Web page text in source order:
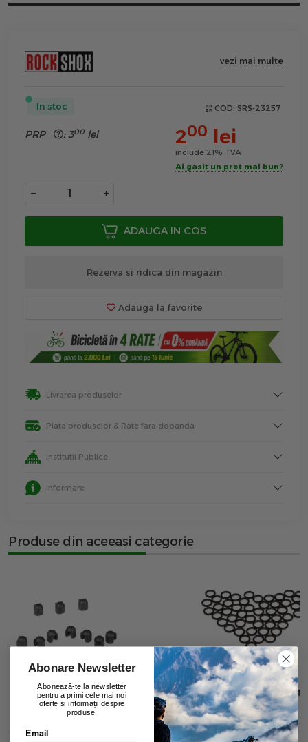
vezi mai multe
In stoc COD: SRS-23257
PRP : 300 lei 200 lei
include 21% TVA
Ai gasit un pret mai bun?
− +
ADAUGA IN COS
Rezerva si ridica din magazin
Adauga la favorite
Livrarea produselor
Plata produselor & Rate fara dobanda
Institutii Publice
Informare
Produse din aceeasi categorie
Cam Coupling Code/Elixir - Black
lei
Crush Washer - 8
200 lei
Abonare Newsletter
Abonează-te la newsletter
pentru a primi cele mai noi
oferte si informații despre
produse!
Email